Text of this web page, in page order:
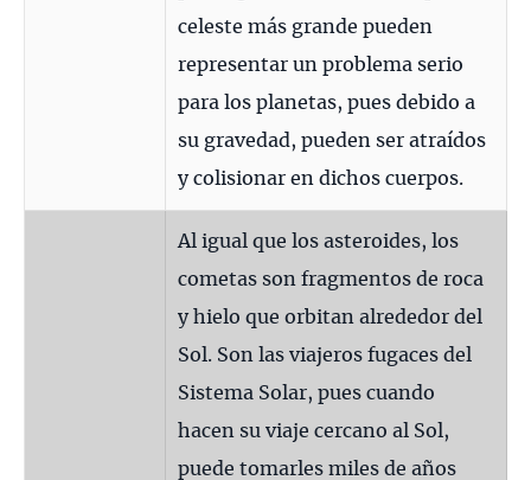
celeste más grande pueden
representar un problema serio
para los planetas, pues debido a
su gravedad, pueden ser atraídos
y colisionar en dichos cuerpos.
Al igual que los asteroides, los
cometas son fragmentos de roca
y hielo que orbitan alrededor del
Sol. Son las viajeros fugaces del
Sistema Solar, pues cuando
hacen su viaje cercano al Sol,
puede tomarles miles de años